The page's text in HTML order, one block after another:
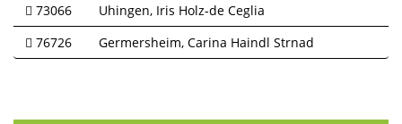
73066 Uhingen Iris Holz-de Ceglia
76726
Germersheim Carina Haindl Strnad